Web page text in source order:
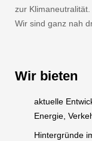
zur Klimaneutralität.
Wir sind ganz nah
Wir bieten
aktuelle
Energie,
Hintergründe